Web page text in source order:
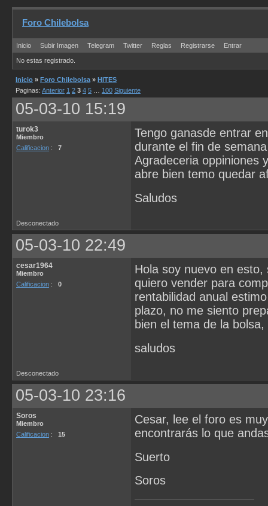
Foro Chilebolsa
Inicio Subir Imagen Telegram Twitter Reglas Registrarse Entrar
No estas registrado.
Inicio » Foro Chilebolsa » HITES
Paginas: Anterior 1 2 3 4 5 100 Siguiente
05-03-10 15:19
turok3
Miembro
Calificacion : 7
Tengo ganasde entrar
durante el fin de
Agradeceria oppiniones
abre bien temo quedar
Saludos
Desconectado
05-03-10 22:49
cesar1964
Miembro
Calificacion : 0
Hola soy nuevo en
quiero vender para
rentabilidad anual
plazo, no me siento
bien el tema de la
saludos
Desconectado
05-03-10 23:16
Soros
Miembro
Calificacion : 15
Cesar, lee el foro es
encontrarás lo que
Suerto
Soros